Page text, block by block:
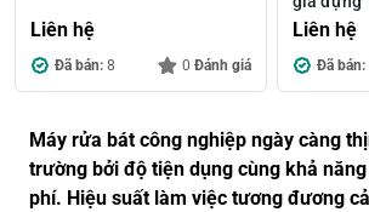
Liên hệ
Đã bán: 8 0 Đánh giá
Liên hệ
Đã bán:
Máy rửa bát công nghiệp ngày càng
trường bởi độ tiện dụng cùng khả
phí. Hiệu suất làm việc tương đương